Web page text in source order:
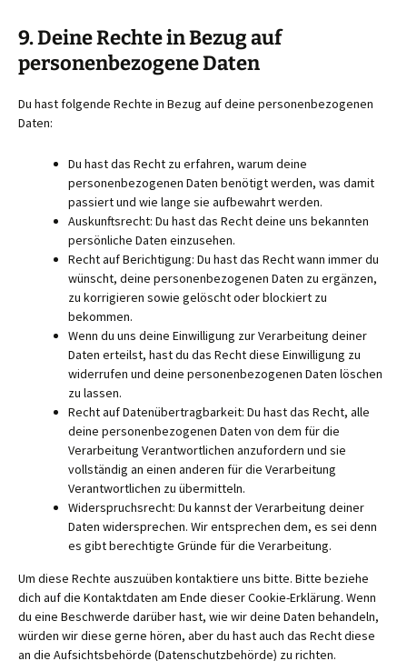
9. Deine Rechte in Bezug auf
personenbezogene Daten
Du hast folgende Rechte in Bezug auf deine personenbezogenen
Daten:
Du hast das Recht zu erfahren, warum deine
personenbezogenen Daten benötigt werden, was damit
passiert und wie lange sie aufbewahrt werden.
Auskunftsrecht: Du hast das Recht deine uns bekannten
persönliche Daten einzusehen.
Recht auf Berichtigung: Du hast das Recht wann immer du
wünscht, deine personenbezogenen Daten zu ergänzen,
zu korrigieren sowie gelöscht oder blockiert zu
bekommen.
Wenn du uns deine Einwilligung zur Verarbeitung deiner
Daten erteilst, hast du das Recht diese Einwilligung zu
widerrufen und deine personenbezogenen Daten löschen
zu lassen.
Recht auf Datenübertragbarkeit: Du hast das Recht, alle
deine personenbezogenen Daten von dem für die
Verarbeitung Verantwortlichen anzufordern und sie
vollständig an einen anderen für die Verarbeitung
Verantwortlichen zu übermitteln.
Widerspruchsrecht: Du kannst der Verarbeitung deiner
Daten widersprechen. Wir entsprechen dem, es sei denn
es gibt berechtigte Gründe für die Verarbeitung.
Um diese Rechte auszuüben kontaktiere uns bitte. Bitte beziehe
dich auf die Kontaktdaten am Ende dieser Cookie-Erklärung. Wenn
du eine Beschwerde darüber hast, wie wir deine Daten behandeln,
würden wir diese gerne hören, aber du hast auch das Recht diese
an die Aufsichtsbehörde (Datenschutzbehörde) zu richten.